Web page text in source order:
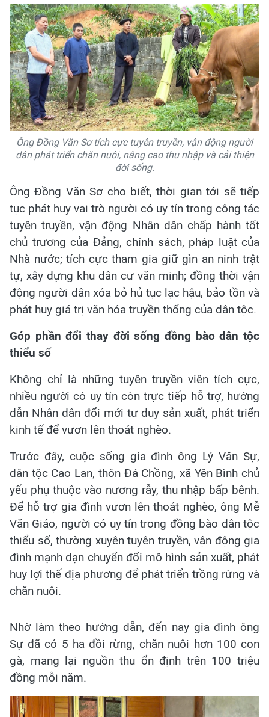
Ông Đồng Văn Sơ tích cực tuyên truyền, vận động người
dân phát triển chăn nuôi, nâng cao thu nhập và cải thiện
đời sống.
Ông Đồng Văn Sơ cho biết, thời gian tới sẽ tiếp
tục phát huy vai trò người có uy tín trong công tác
tuyên truyền, vận động Nhân dân chấp hành tốt
chủ trương của Đảng, chính sách, pháp luật của
Nhà nước; tích cực tham gia giữ gìn an ninh trật
tự, xây dựng khu dân cư văn minh; đồng thời vận
động người dân xóa bỏ hủ tục lạc hậu, bảo tồn và
phát huy giá trị văn hóa truyền thống của dân tộc.
Góp phần đổi thay đời sống đồng bào dân tộc
thiểu số
Không chỉ là những tuyên truyền viên tích cực,
nhiều người có uy tín còn trực tiếp hỗ trợ, hướng
dẫn Nhân dân đổi mới tư duy sản xuất, phát triển
kinh tế để vươn lên thoát nghèo.
Trước đây, cuộc sống gia đình ông Lý Văn Sự,
dân tộc Cao Lan, thôn Đá Chồng, xã Yên Bình chủ
yếu phụ thuộc vào nương rẫy, thu nhập bấp bênh.
Để hỗ trợ gia đình vươn lên thoát nghèo, ông Mễ
Văn Giáo, người có uy tín trong đồng bào dân tộc
thiểu số, thường xuyên tuyên truyền, vận động gia
đình mạnh dạn chuyển đổi mô hình sản xuất, phát
huy lợi thế địa phương để phát triển trồng rừng và
chăn nuôi.
Nhờ làm theo hướng dẫn, đến nay gia đình ông
Sự đã có 5 ha đồi rừng, chăn nuôi hơn 100 con
gà, mang lại nguồn thu ổn định trên 100 triệu
đồng mỗi năm.